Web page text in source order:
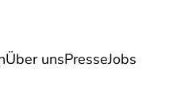
Über unsPresseJobs
Reise Verträge